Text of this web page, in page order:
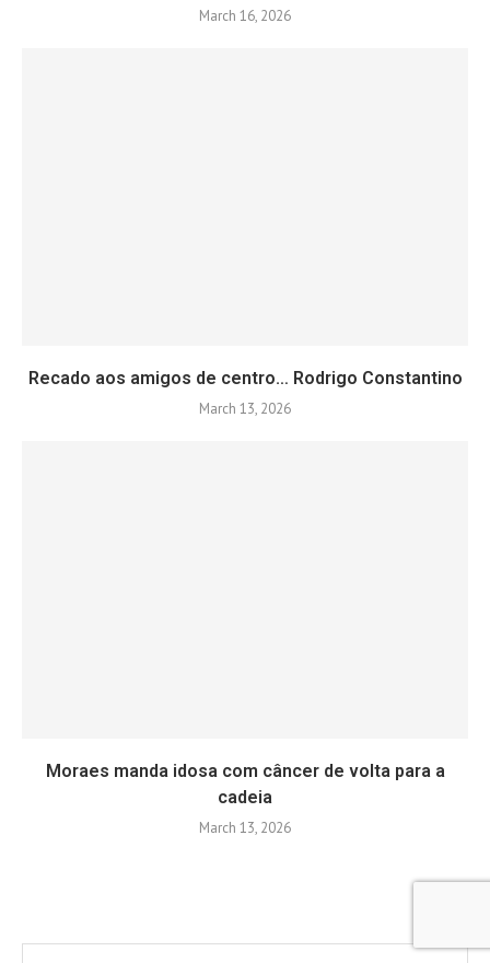
March 16, 2026
Recado aos amigos de centro… Rodrigo Constantino
March 13, 2026
Moraes manda idosa com câncer de volta para a
cadeia
March 13, 2026